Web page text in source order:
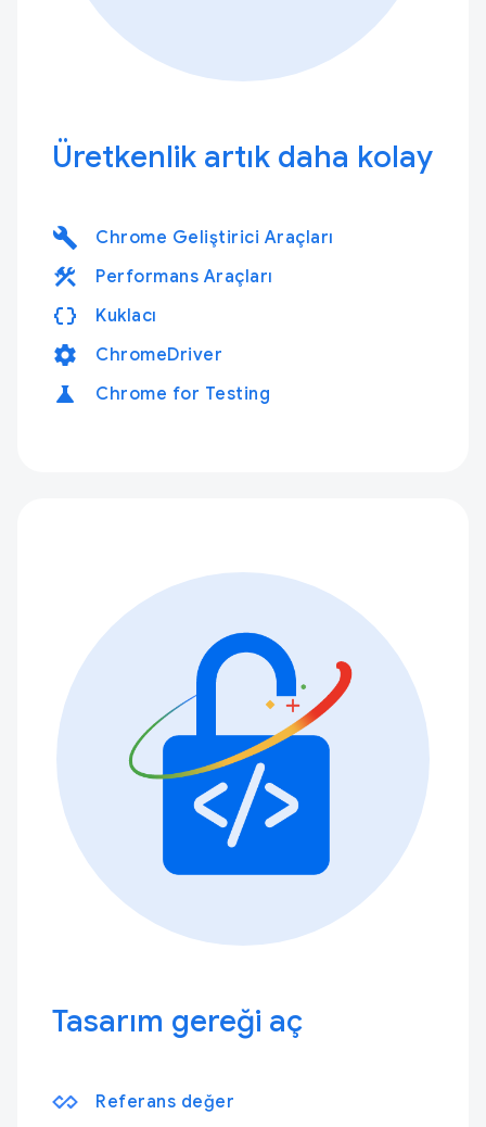
Üretkenlik artık daha kolay
build Chrome Geliştirici Araçları
construction Performans Araçları
data_object Kuklacı
settings ChromeDriver
science Chrome for Testing
Tasarım gereği aç
Referans değer